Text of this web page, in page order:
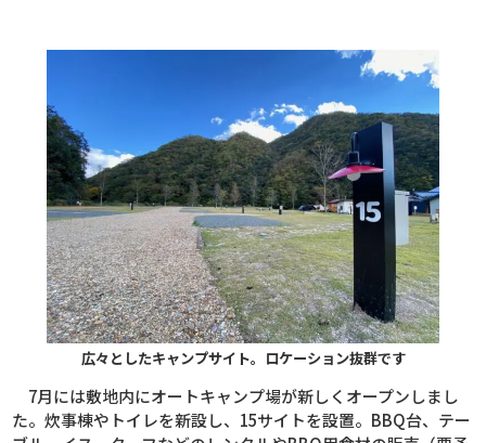
広々としたキャンプサイト。ロケーション抜群です
7月には敷地内にオートキャンプ場が新しくオープンしまし
た。炊事棟やトイレを新設し、 15サイトを設置。 BBQ台、テー